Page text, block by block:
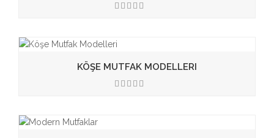
KÖŞE MUTFAK MODELLERI